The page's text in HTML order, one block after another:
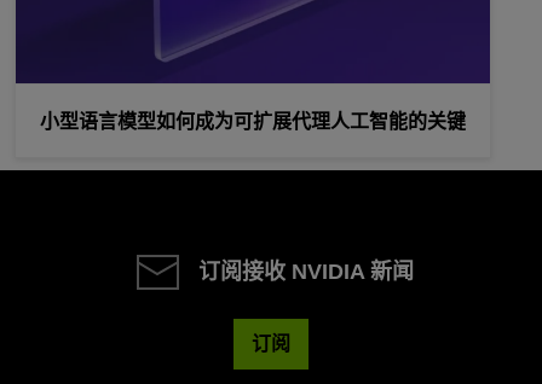
小型语言模型如何成为可扩展代理人工智能的关键
订阅接收 NVIDIA 新闻
订阅